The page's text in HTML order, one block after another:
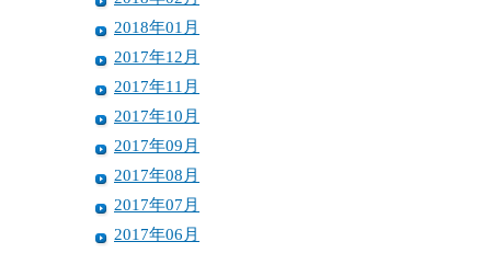
2018年01月
2017年12月
2017年11月
2017年10月
2017年09月
2017年08月
2017年07月
2017年06月